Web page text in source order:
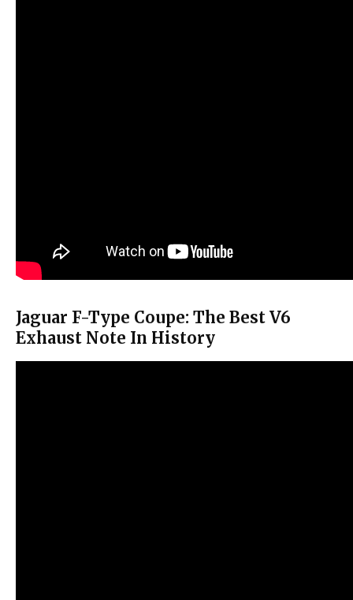
Jaguar F-Type Coupe: The Best V6
Exhaust Note In History